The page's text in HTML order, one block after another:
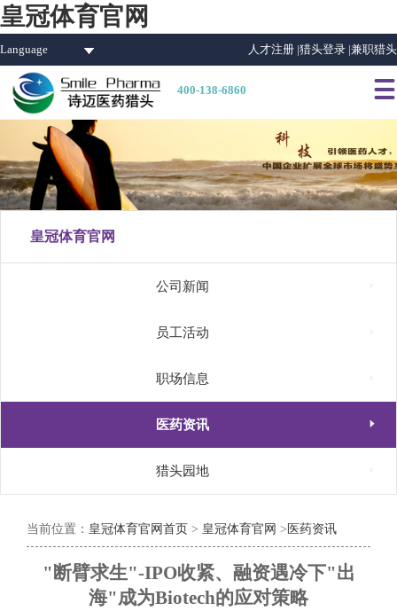
皇冠体育官网
Language 人才注册 |猎头登录 |兼职猎头
400-138-6860 
皇冠体育官网
公司新闻
员工活动
职场信息
医药资讯 
猎头园地
当前位置： 皇冠体育官网首页 > 皇冠体育官网 > 医药资讯
"断臂求生"-IPO收紧、融资遇冷下"出
海"成为Biotech的应对策略